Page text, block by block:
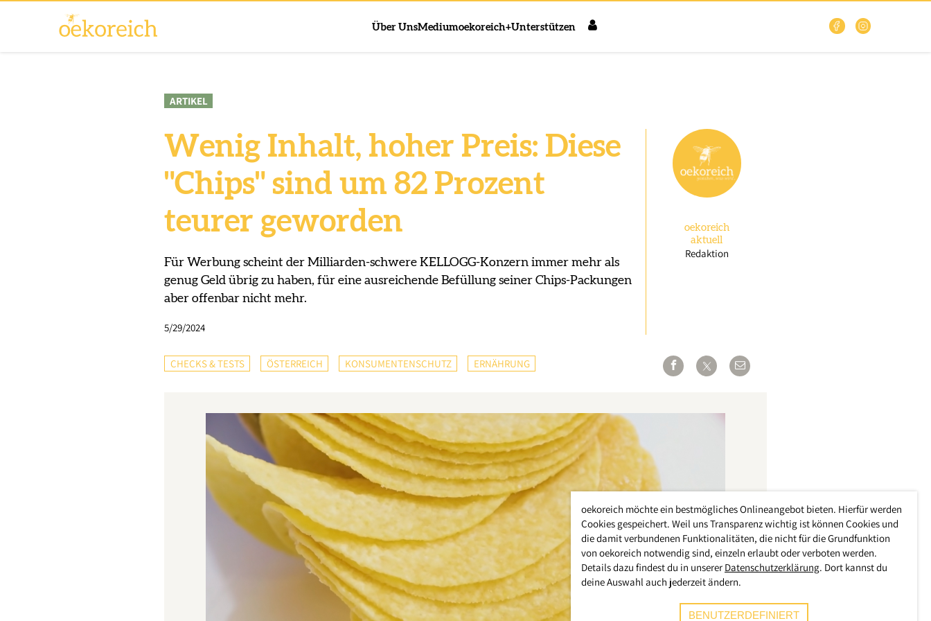
Über UnsMediumoekoreich+Unterstützen
ARTIKEL
Wenig Inhalt, hoher Preis: Diese
"Chips" sind um 82 Prozent
teurer geworden
Für Werbung scheint der Milliarden-schwere KELLOGG-Konzern immer mehr als
genug Geld übrig zu haben, für eine ausreichende Befüllung seiner Chips-Packungen
aber offenbar nicht mehr.
5/29/2024
oekoreich
aktuell
Redaktion
CHECKS & TESTS ÖSTERREICH KONSUMENTENSCHUTZ ERNÄHRUNG
oekoreich möchte ein bestmögliches Onlineangebot bieten. Hierfür werden
Cookies gespeichert. Weil uns Transparenz wichtig ist können Cookies und
die damit verbundenen Funktionalitäten, die nicht für die Grundfunktion
von oekoreich notwendig sind, einzeln erlaubt oder verboten werden.
Details dazu findest du in unserer Datenschutzerklärung. Dort kannst du
deine Auswahl auch jederzeit ändern.
BENUTZERDEFINIERT